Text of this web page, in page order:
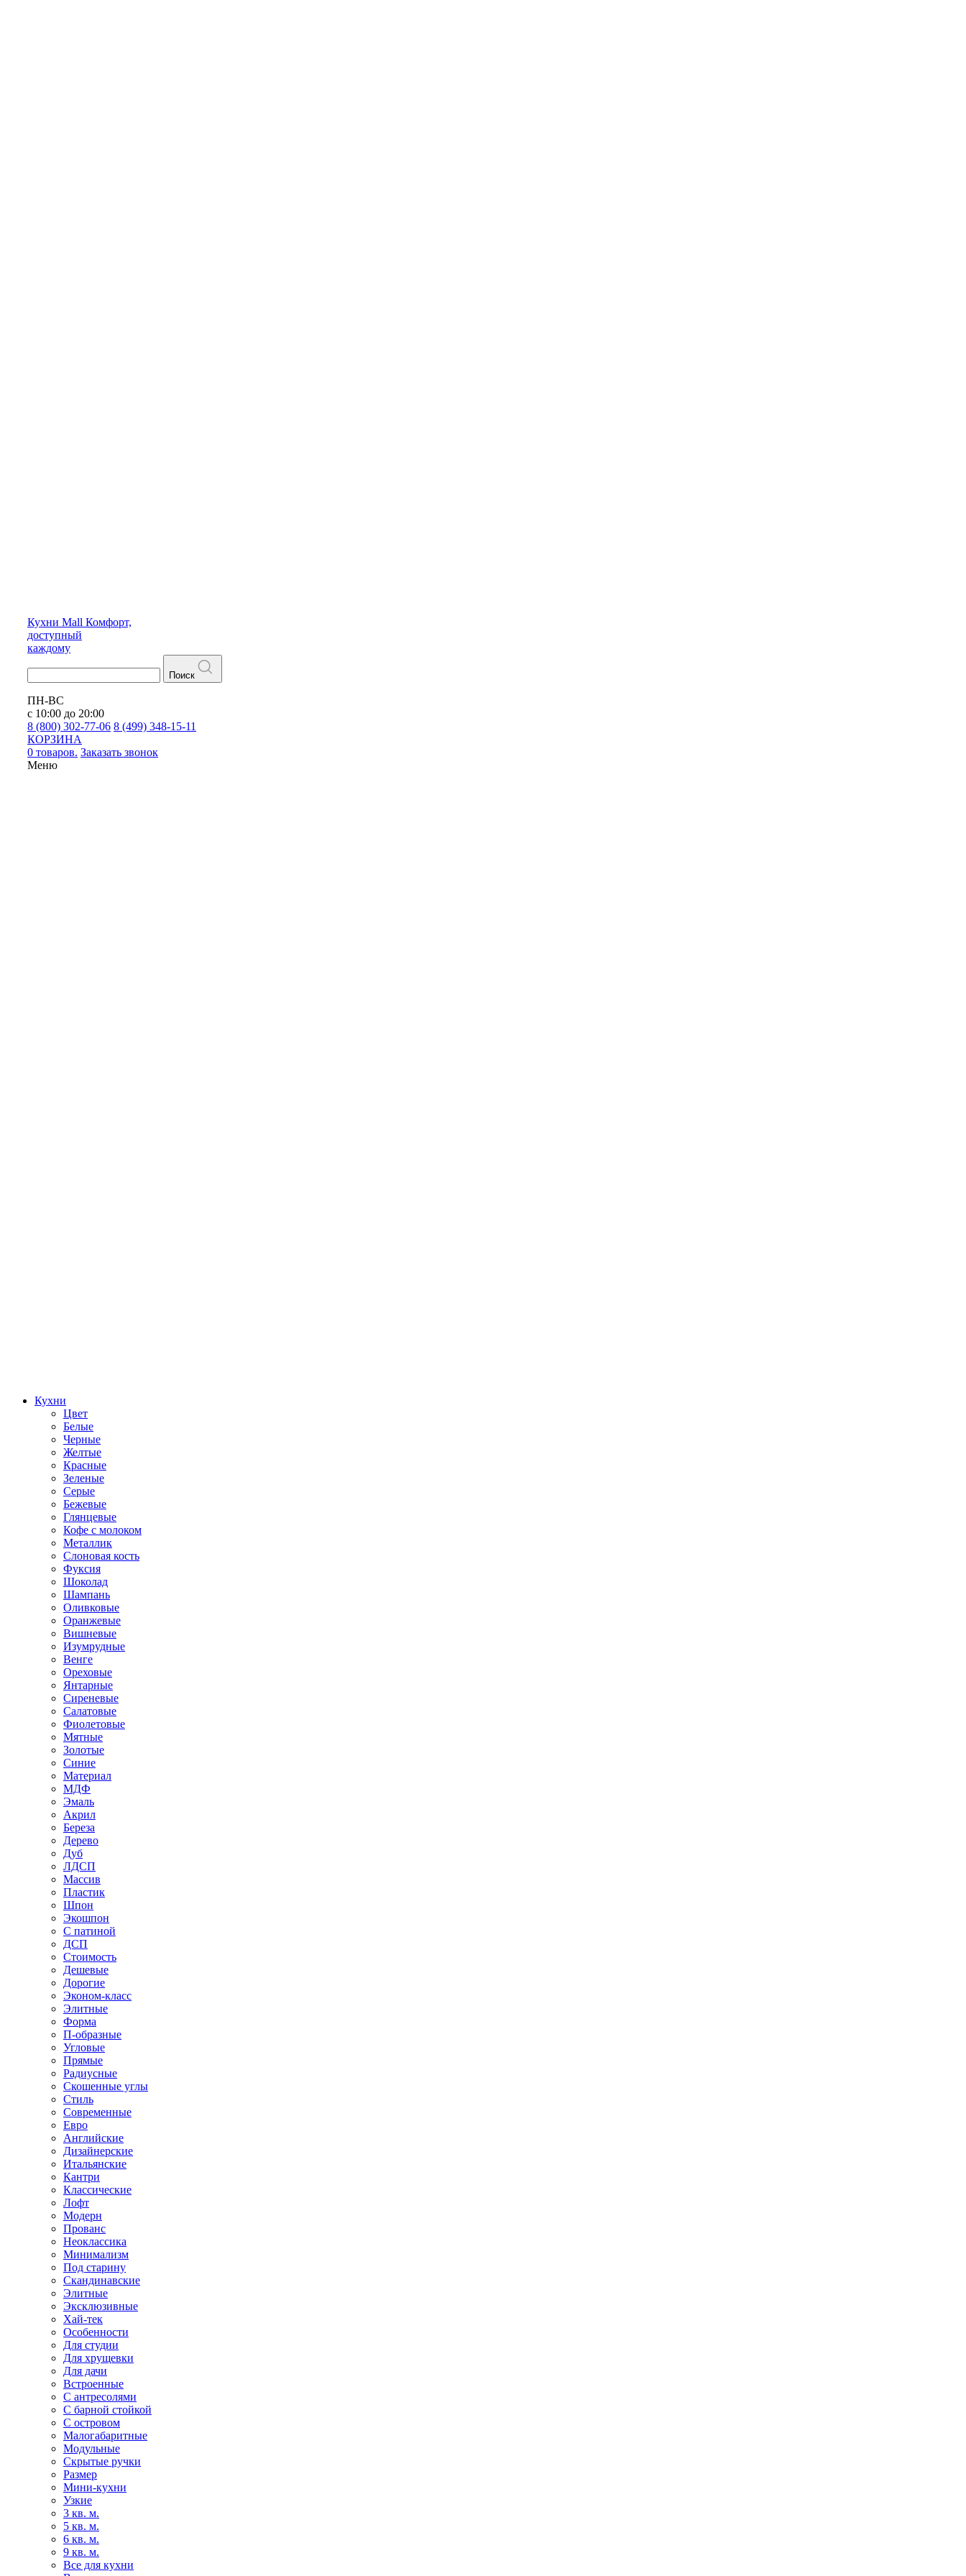
Кухни Mall Комфорт,
доступный
каждому
Поиск
ПН-ВС
с 10:00 до 20:00
8 (800) 302-77-06 8 (499) 348-15-11
КОРЗИНА
0 товаров. Заказать звонок
Меню
Кухни
Цвет
Белые
Черные
Желтые
Красные
Зеленые
Серые
Бежевые
Глянцевые
Кофе с молоком
Металлик
Слоновая кость
Фуксия
Шоколад
Шампань
Оливковые
Оранжевые
Вишневые
Изумрудные
Венге
Ореховые
Янтарные
Сиреневые
Салатовые
Фиолетовые
Мятные
Золотые
Синие
Материал
МДФ
Эмаль
Акрил
Береза
Дерево
Дуб
ЛДСП
Массив
Пластик
Шпон
Экошпон
С патиной
ДСП
Стоимость
Дешевые
Дорогие
Эконом-класс
Элитные
Форма
П-образные
Угловые
Прямые
Радиусные
Скошенные углы
Стиль
Современные
Евро
Английские
Дизайнерские
Итальянские
Кантри
Классические
Лофт
Модерн
Прованс
Неоклассика
Минимализм
Под старину
Скандинавские
Элитные
Эксклюзивные
Хай-тек
Особенности
Для студии
Для хрущевки
Для дачи
Встроенные
С антресолями
С барной стойкой
С островом
Малогабаритные
Модульные
Скрытые ручки
Размер
Мини-кухни
Узкие
3 кв. м.
5 кв. м.
6 кв. м.
9 кв. м.
Все для кухни